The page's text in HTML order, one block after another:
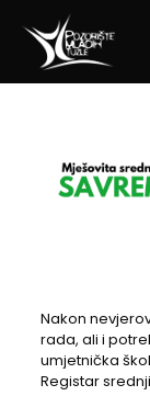
Nakon
rada, ali i
umjetnička
Registar